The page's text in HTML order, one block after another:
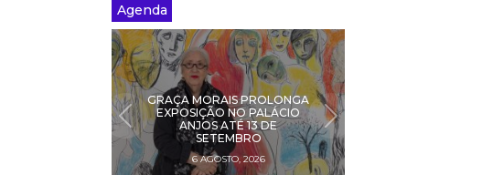
Agenda
GRAÇA MORAIS PROLONGA
EXPOSIÇÃO NO PALÁCIO
ANJOS ATÉ 13 DE
SETEMBRO
6 AGOSTO, 2026
PREVIOUS NEXT